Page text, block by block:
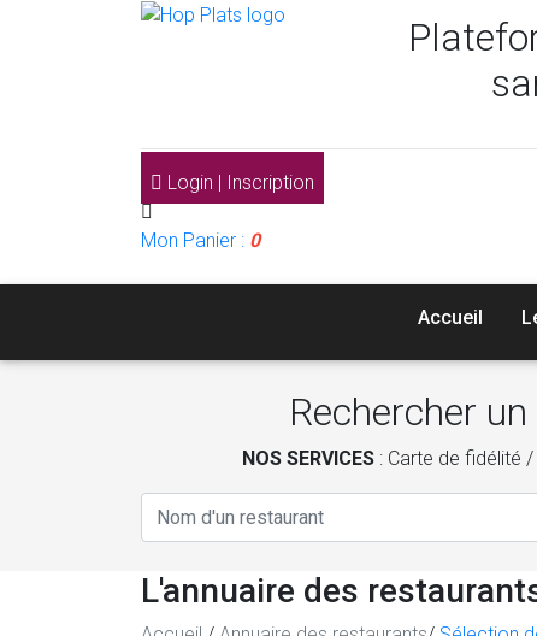
Login | Inscription
Mon Panier : 0
Accueil
Rechercher
NOS SERVICES : Carte de fidélité
L'annuaire des